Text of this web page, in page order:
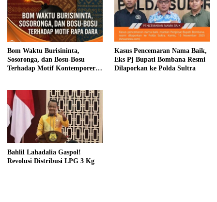
Bom Waktu Burisininta,
Sosoronga, dan Bosu-Bosu
Terhadap Motif Kontemporer
Kasus Pencemaran Nama Baik,
Eks Pj Bupati Bombana Resmi
Dilaporkan ke Polda Sultra
Bahlil Lahadalia Gaspol!
Revolusi Distribusi LPG 3 Kg